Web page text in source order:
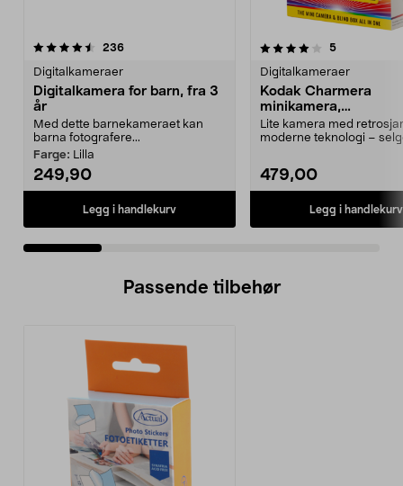
236anmeldelser
Digitalkameraer
Digitalkamera for barn, fra 3
år
Med dette barnekameraet kan
barna fotografere...
Farge: Lilla
249,90
Legg i handlekurv
4.0 av 5 stjerner 5anmeldelser
Digitalkameraer
Kodak Charmera
minikamera,
nøkkelringkamera
Lite kamera med
moderne teknologi –
479,00
Legg i handlekurv
4.5 av 5 stjerner
Passende tilbehør